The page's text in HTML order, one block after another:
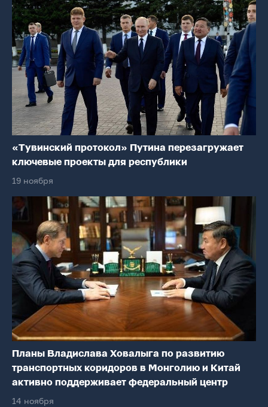
«Тувинский протокол» Путина перезагружает
ключевые проекты для республики
19 ноября
Планы Владислава Ховалыга по развитию
транспортных коридоров в Монголию и Китай
активно поддерживает федеральный центр
14 ноября